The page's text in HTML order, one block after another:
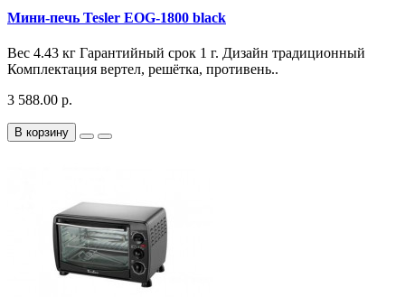
Мини-печь Tesler EOG-1800 black
Вес 4.43 кг Гарантийный срок 1 г. Дизайн традиционный
Комплектация вертел, решётка, противень..
3 588.00 р.
В корзину